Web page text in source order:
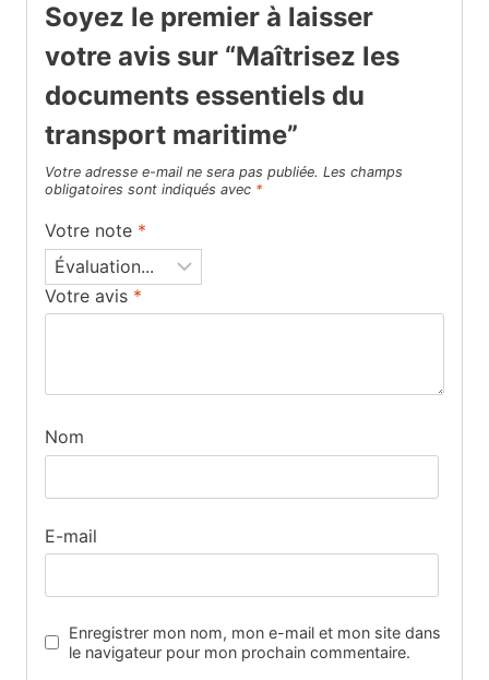
Soyez le premier à laisser
votre avis sur “Maîtrisez les
documents essentiels du
transport maritime”
Votre adresse e-mail ne sera pas publiée. Les champs
obligatoires sont indiqués avec *
Votre note *
Votre avis *
Nom
E-mail
Enregistrer mon nom, mon e-mail et mon site dans
le navigateur pour mon prochain commentaire.